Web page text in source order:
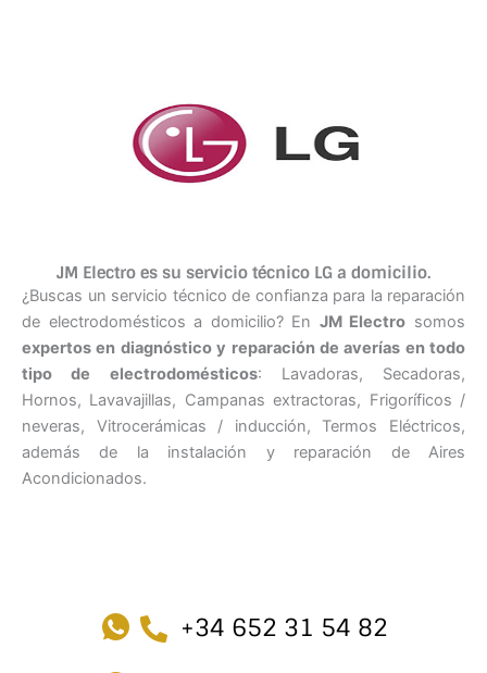
JM Electro es su servicio técnico LG a domicilio.
¿Buscas un servicio técnico de confianza para la reparación
de electrodomésticos a domicilio? En JM Electro somos
expertos en diagnóstico y reparación de averías en todo
tipo de electrodomésticos: Lavadoras, Secadoras,
Hornos, Lavavajillas, Campanas extractoras, Frigoríficos /
neveras, Vitrocerámicas / inducción, Termos Eléctricos,
además de la instalación y reparación de Aires
Acondicionados.
+34 652 31 54 82